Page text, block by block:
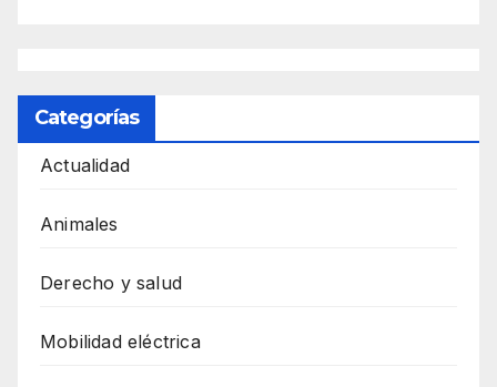
Categorías
Actualidad
Animales
Derecho y salud
Mobilidad eléctrica